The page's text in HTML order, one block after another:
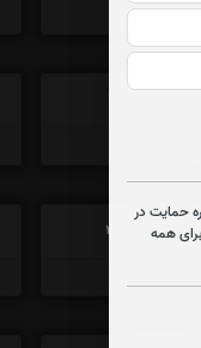
حمایت در
همه
0